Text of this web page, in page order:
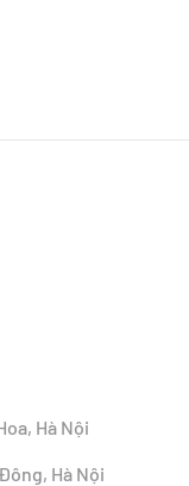
Hà Nội
Hà Nội